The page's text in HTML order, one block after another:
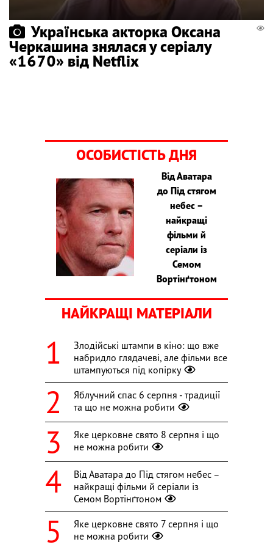
Українська акторка Оксана
Черкашина знялася у серіалу
«1670» від Netflix
ОСОБИСТІСТЬ ДНЯ
Від Аватара
до Під стягом
небес –
найкращі
фільми й
серіали із
Семом
Вортінґтоном
НАЙКРАЩІ МАТЕРІАЛИ
Злодійські штампи в кіно: що вже
набридло глядачеві, але фільми все
штампуються під копірку
Яблучний спас 6 серпня - традиції
та що не можна робити
Яке церковне свято 8 серпня і що
не можна робити
Від Аватара до Під стягом небес –
найкращі фільми й серіали із
Семом Вортінґтоном
Яке церковне свято 7 серпня і що
не можна робити